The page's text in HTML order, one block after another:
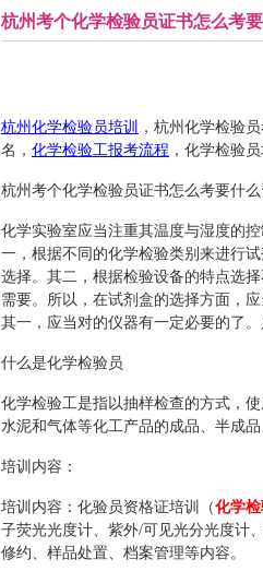
杭州考个化学检验员证书怎么考
杭州 化学检验员培训 ，杭州化学检验员
名， 化学检验工报考流程 ，化学检验
杭州考个化学检验员证书怎么考要什
化学实验室应当注重其温度与湿度的
一，根据不同的化学检验类别来进行
选择。其二，根据检验设备的特点选
需要。所以，在试剂盒的选择方面，
其一，应当对的仪器有一定必要的了
什么是化学检验员
化学检验工是指以抽样检查的方式，
水泥和气体等化工产品的成品、半成
培训内容：
培训内容：化验员资格证培训（化学
子荧光光度计、紫外/可见光分光度计
修约、样品处置、档案管理等内容。